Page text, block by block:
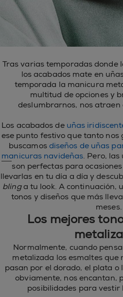
Tras varias temporadas donde
los acabados mate en
temporada la manicura
multitud de opciones y
deslumbrarnos, nos atraen
Los acabados de uñas
ese punto festivo que tanto nos
buscamosdiseños de uñas
manicuras navideñas. Pero,
son perfectas para
llevarlas en tu día a día y
blinga tu look. A continuación,
tonos y diseños que más
meses.
Los mejores
Normalmente, cuando
metalizada los esmaltes que
pasan por el dorado, el plata o
obviamente, nos encantan,
posibilidades para vestir